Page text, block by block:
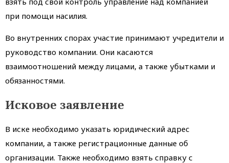
при помощи насилия.
Во внутренних спорах участие принимают учредители и
руководство компании. Они касаются
взаимоотношений между лицами, а также убытками и
обязанностями.
Исковое заявление
В иске необходимо указать юридический адрес
компании, а также регистрационные данные об
организации. Также необходимо взять справку с